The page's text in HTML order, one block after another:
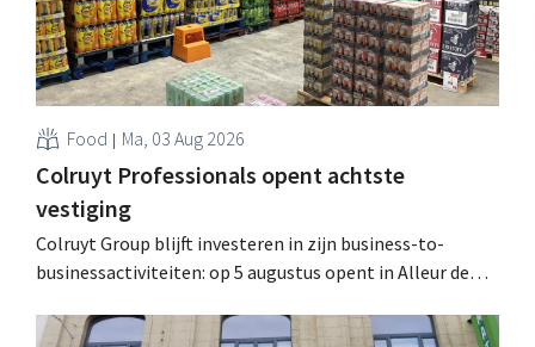
Food Ma, 03 Aug 2026
Colruyt Professionals opent achtste
vestiging
Colruyt Group blijft investeren in zijn business-to-
businessactiviteiten: op 5 augustus opent in Alleur de
winkelformule die zich uitsluitend richt op professionele